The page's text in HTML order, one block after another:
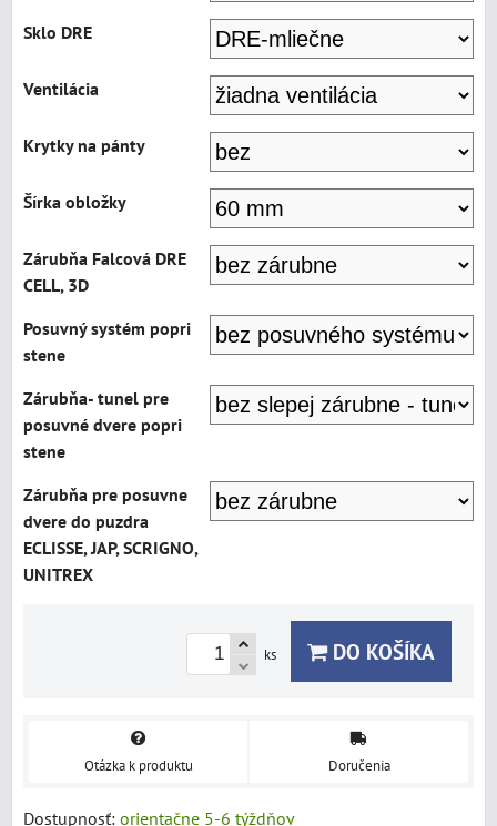
Sklo DRE
Ventilácia
Krytky na pánty
Šírka obložky
Zárubňa Falcová DRE
CELL, 3D
Posuvný systém popri
stene
Zárubňa- tunel pre
posuvné dvere popri
stene
Zárubňa pre posuvne
dvere do puzdra
ECLISSE, JAP, SCRIGNO,
UNITREX
ks DO KOŠÍKA
Otázka k produktu Doručenia
Dostupnosť: orientačne 5-6 týždňov